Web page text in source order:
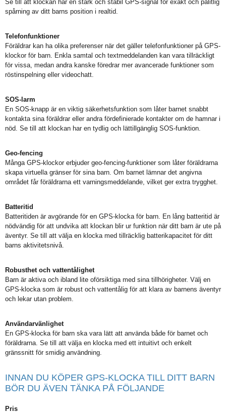
Se till att klockan har en stark och stabil GPS-signal för exakt och pålitlig
spårning av ditt barns position i realtid.
Telefonfunktioner
Föräldrar kan ha olika preferenser när det gäller telefonfunktioner på GPS-
klockor för barn. Enkla samtal och textmeddelanden kan vara tillräckligt
för vissa, medan andra kanske föredrar mer avancerade funktioner som
röstinspelning eller videochatt.
SOS-larm
En SOS-knapp är en viktig säkerhetsfunktion som låter barnet snabbt
kontakta sina föräldrar eller andra fördefinierade kontakter om de hamnar i
nöd. Se till att klockan har en tydlig och lättillgänglig SOS-funktion.
Geo-fencing
Många GPS-klockor erbjuder geo-fencing-funktioner som låter föräldrarna
skapa virtuella gränser för sina barn. Om barnet lämnar det angivna
området får föräldrarna ett varningsmeddelande, vilket ger extra trygghet.
Batteritid
Batteritiden är avgörande för en GPS-klocka för barn. En lång batteritid är
nödvändig för att undvika att klockan blir ur funktion när ditt barn är ute på
äventyr. Se till att välja en klocka med tillräcklig batterikapacitet för ditt
barns aktivitetsnivå.
Robusthet och vattentålighet
Barn är aktiva och ibland lite oförsiktiga med sina tillhörigheter. Välj en
GPS-klocka som är robust och vattentålig för att klara av barnens äventyr
och lekar utan problem.
Användarvänlighet
En GPS-klocka för barn ska vara lätt att använda både för barnet och
föräldrarna. Se till att välja en klocka med ett intuitivt och enkelt
gränssnitt för smidig användning.
INNAN DU KÖPER GPS-KLOCKA TILL DITT BARN
BÖR DU ÄVEN TÄNKA PÅ FÖLJANDE
Pris